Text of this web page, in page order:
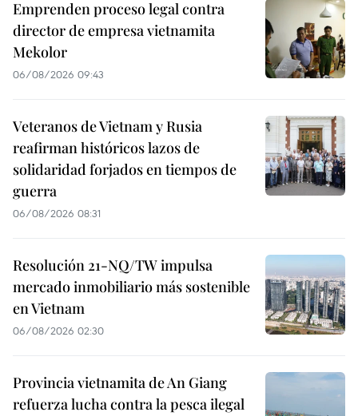
Emprenden proceso legal contra
director de empresa vietnamita
Mekolor
06/08/2026 09:43
Veteranos de Vietnam y Rusia
reafirman históricos lazos de
solidaridad forjados en tiempos de
guerra
06/08/2026 08:31
Resolución 21-NQ/TW impulsa
mercado inmobiliario más sostenible
en Vietnam
06/08/2026 02:30
Provincia vietnamita de An Giang
refuerza lucha contra la pesca ilegal